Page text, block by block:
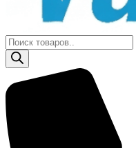
Поиск
товаров